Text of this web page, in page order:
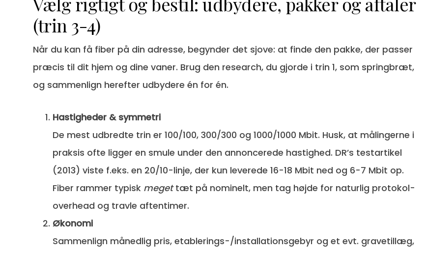
(trin 3-4)
Når du kan få fiber på din adresse, begynder det sjove: at finde den pakke, der passer
præcis til dit hjem og dine vaner. Brug den research, du gjorde i trin 1, som springbræt,
og sammenlign herefter udbydere én for én.
Hastigheder & symmetri
De mest udbredte trin er 100/100, 300/300 og 1000/1000 Mbit. Husk, at målingerne i
praksis ofte ligger en smule under den annoncerede hastighed. DR’s testartikel
(2013) viste f.eks. en 20/10-linje, der kun leverede 16-18 Mbit ned og 6-7 Mbit op.
Fiber rammer typisk megettæt på nominelt, men tag højde for naturlig protokol-
overhead og travle aften­timer.
Økonomi
Sammenlign månedlig pris, etablerings-/installationsgebyr og et evt. gravetillæg,